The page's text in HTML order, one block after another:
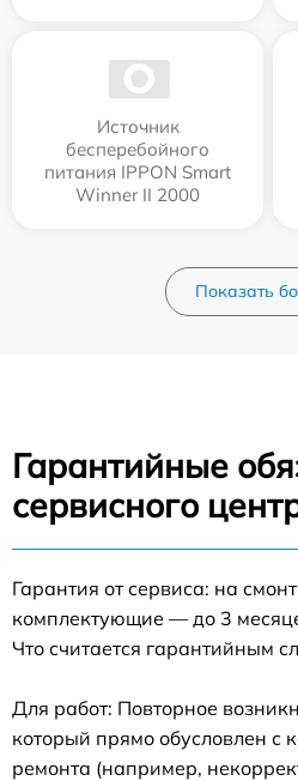
Источник
бесперебойного
питания IPPON Smart
Winner II 2000
Показать
Гарантийные
сервисного
Гарантия от сервиса: на
комплектующие — до 3
Что считается гарантийным
Для работ: Повторное
который прямо обусловлен с
ремонта (например,